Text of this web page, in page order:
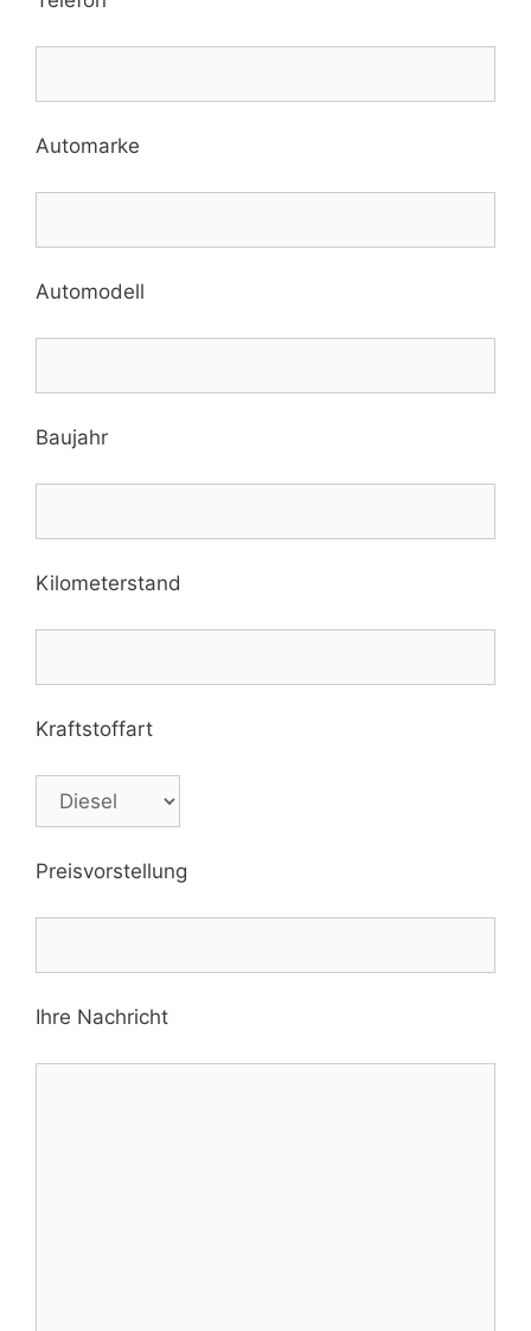
Automarke
Automodell
Baujahr
Kilometerstand
Kraftstoffart
Preisvorstellung
Ihre Nachricht